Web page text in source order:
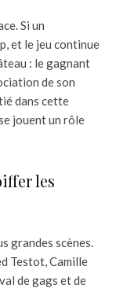
Si un
et le jeu continue
: le gagnant
de son
dans cette
jouent un rôle
les
grandes scènes.
Testot, Camille
de gags et de